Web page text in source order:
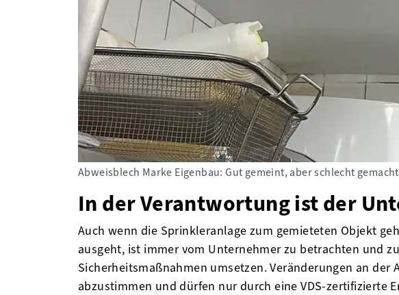
Abweisblech Marke Eigenbau: Gut gemeint, aber schlecht
In der Verantwortung ist der
Auch wenn die Sprinkleranlage zum gemieteten Objekt
ausgeht, ist immer vom Unternehmer zu betrachten und
Sicherheitsmaßnahmen umsetzen. Veränderungen an
abzustimmen und dürfen nur durch eine VDS-zertifizierte